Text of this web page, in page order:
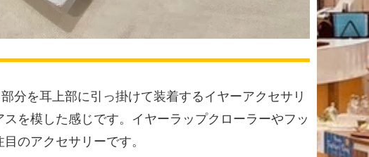
分を耳上部に引っ掛けて装着するイヤーアクセサリ
を模した感じです。イヤーラップクローラーやフッ
のアクセサリーです。